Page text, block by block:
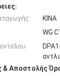
ΚΙΝΑ
WG
& Αποστολής